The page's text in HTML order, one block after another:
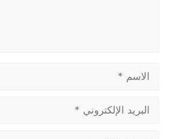
الاسم
البريد
الإلكتروني